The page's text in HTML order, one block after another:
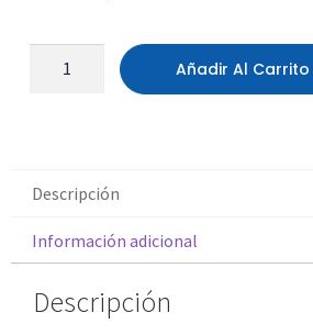
Añadir Al Carrito
Descripción
Información adicional
Descripción